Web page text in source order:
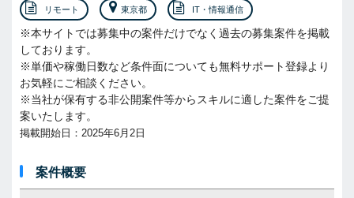
リモート 東京都 IT・情報通信
※本サイトでは募集中の案件だけでなく過去の募集案件を掲載
しております。
※単価や稼働日数など条件面についても無料サポート登録より
お気軽にご相談ください。
※当社が保有する非公開案件等からスキルに適した案件をご提
案いたします。
掲載開始日：2025年6月2日
案件概要